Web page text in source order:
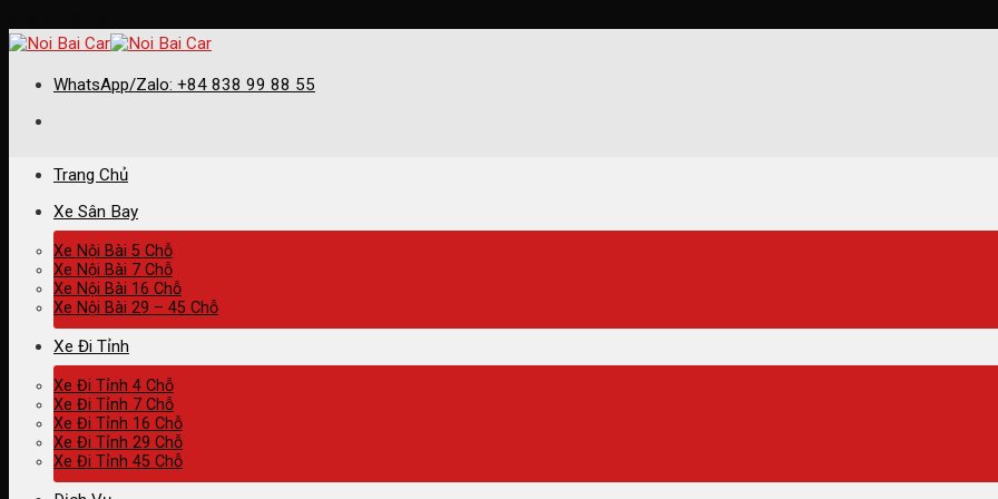
WhatsApp/Zalo: +84 838 99 88 55
Trang Chủ
Xe Sân Bay
Xe Nội Bài 5 Chỗ
Xe Nội Bài 7 Chỗ
Xe Nội Bài 16 Chỗ
Xe Nội Bài 29 – 45 Chỗ
Xe Đi Tỉnh
Xe Đi Tỉnh 4 Chỗ
Xe Đi Tỉnh 7 Chỗ
Xe Đi Tỉnh 16 Chỗ
Xe Đi Tỉnh 29 Chỗ
Xe Đi Tỉnh 45 Chỗ